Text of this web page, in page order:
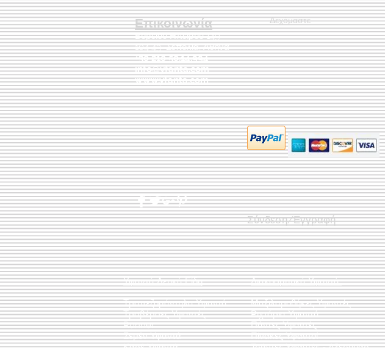
Επικοινωνία
Βορείου Ηπείρου 149
104 43Σεπόλια,Αθήνα
+30 210 50.14.994
info@yfanta.com
www.yfanta.com
Δεχόμαστε
Σύνδεση/Εγγραφή
Διακοσμητικά Υφαντά
Μαξιλαροθήκες Υφαντές
Ριχτάρια Υφαντά
Πάντες Υφαντές
Πίνακες Υφαντοί
Υφαντά Λευκά Είδη
Τραπεζομάντηλα Υφαντά
Τραβέρσες Υφαντές
Runner
Σεμέν Υφαντά